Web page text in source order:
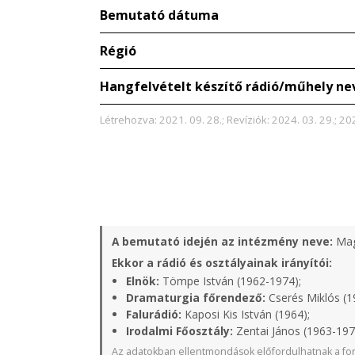
Bemutató dátuma
Régió
Hangfelvételt készítő rádió/műhely
Létrehozva: 2021. 09. 28.; Revíziók: 2024. 03. 29.;
A bemutató idején az intézmény neve:
Ekkor a rádió és osztályainak irányítói:
Elnök: Tömpe István (1962-1974);
Dramaturgia főrendező: Cserés Miklós
Falurádió: Kaposi Kis István (1964);
Irodalmi Főosztály: Zentai János (1963-
Az adatokban ellentmondások előfordulhatnak a